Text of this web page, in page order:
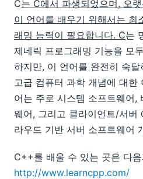
C는 C에서 파생되었으며, 오
이 언어를 배우기 위해서는 최
래밍 능력이 필요합니다. C는
제네릭 프로그래밍 기능을 모
하지만, 이 언어를 완전히 숙
고급 컴퓨터 과학 개념에 대한
어는 주로 시스템 소프트웨어,
웨어, 그리고 클라이언트/서버
라우드 기반 서버 소프트웨어
C++를 배울 수 있는 곳은 다
http://www.learncpp.com/